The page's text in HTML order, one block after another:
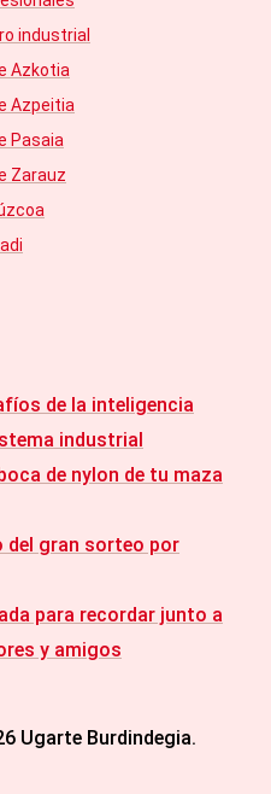
industrial
Azkotia
Azpeitia
Pasaia
Zarauz
de la inteligencia
industrial
de nylon de tu maza
del gran sorteo por
para recordar junto a
y amigos
Ugarte Burdindegia.